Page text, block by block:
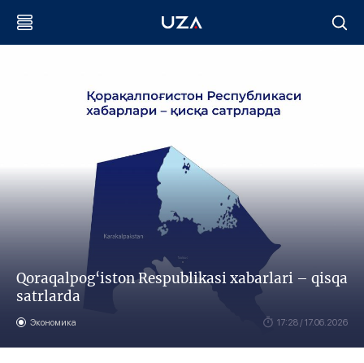
Qoraqalpog‘iston Respublikasi xabarlari – qisqa
satrlarda
Экономика 17:28 / 17.06.2026